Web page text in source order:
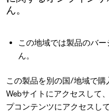
ん。
この地域では製品のバ
ん。
この製品を別の国/地域で
Webサイトにアクセスして
プコンテンツにアクセスし